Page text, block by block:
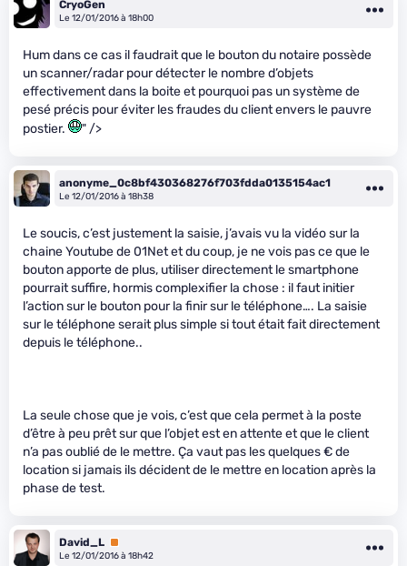
CryoGen
Le 12/01/2016 à 18h00
Hum dans ce cas il faudrait que le bouton du notaire possède
un scanner/radar pour détecter le nombre d’objets
effectivement dans la boite et pourquoi pas un système de
pesé précis pour éviter les fraudes du client envers le pauvre
postier.
" />
anonyme_0c8bf430368276f703fdda0135154ac1
Le 12/01/2016 à 18h38
Le soucis, c’est justement la saisie, j’avais vu la vidéo sur la
chaine Youtube de 01Net et du coup, je ne vois pas ce que le
bouton apporte de plus, utiliser directement le smartphone
pourrait suffire, hormis complexifier la chose : il faut initier
l’action sur le bouton pour la finir sur le téléphone…. La saisie
sur le téléphone serait plus simple si tout était fait directement
depuis le téléphone..
La seule chose que je vois, c’est que cela permet à la poste
d’être à peu prêt sur que l’objet est en attente et que le client
n’a pas oublié de le mettre. Ça vaut pas les quelques € de
location si jamais ils décident de le mettre en location après la
phase de test.
David_L Premium
Le 12/01/2016 à 18h42